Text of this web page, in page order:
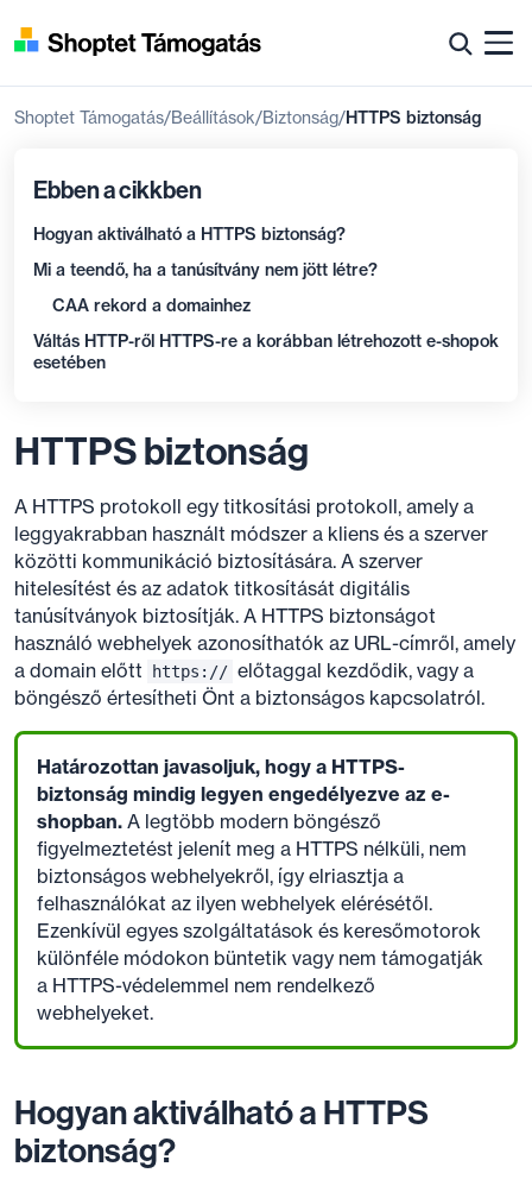
Shoptet Támogatás Beállítások Biztonság HTTPS biztonság
Ebben a cikkben
Hogyan aktiválható a HTTPS biztonság?
Mi a teendő, ha a tanúsítvány nem jött létre?
CAA rekord a domainhez
Váltás HTTP-ről HTTPS-re a korábban létrehozott e-shopok
esetében
HTTPS biztonság
A HTTPS protokoll egy titkosítási protokoll, amely a
leggyakrabban használt módszer a kliens és a szerver
közötti kommunikáció biztosítására. A szerver
hitelesítést és az adatok titkosítását digitális
tanúsítványok biztosítják. A HTTPS biztonságot
használó webhelyek azonosíthatók az URL-címről, amely
a domain előtt
https:// előtaggal kezdődik, vagy a
böngésző értesítheti Önt a biztonságos kapcsolatról.
Határozottan javasoljuk, hogy a HTTPS-
biztonság mindig legyen engedélyezve az e-
shopban. A legtöbb modern böngésző
figyelmeztetést jelenít meg a HTTPS nélküli, nem
biztonságos webhelyekről, így elriasztja a
felhasználókat az ilyen webhelyek elérésétől.
Ezenkívül egyes szolgáltatások és keresőmotorok
különféle módokon büntetik vagy nem támogatják
a HTTPS-védelemmel nem rendelkező
webhelyeket.
Hogyan aktiválható a HTTPS
biztonság?